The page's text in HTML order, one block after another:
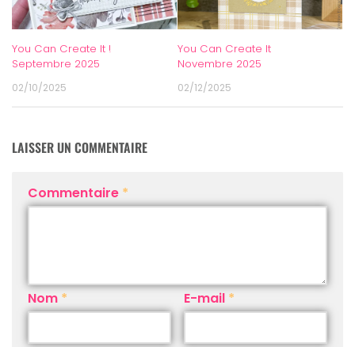
You Can Create It !
Septembre 2025
02/10/2025
You Can Create It
Novembre 2025
02/12/2025
LAISSER UN COMMENTAIRE
Commentaire *
Nom * E-mail *